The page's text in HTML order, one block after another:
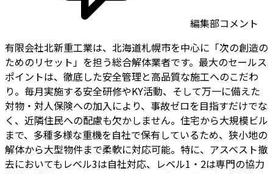
編集部コメント
有限会社北新重工業は、北海道札幌市を中心に「次の創造の
ためのリセット」を担う総合解体業者です。最大のセールス
ポイントは、徹底した安全管理と高品質な施工へのこだわ
り。毎月実施する安全研修やKY活動、そして万一に備えた
対物・対人保険への加入により、事故ゼロを目指すだけでな
く、近隣住民への配慮も欠かしません。住宅から大規模ビル
まで、多種多様な重機を自社で保有しているため、狭小地の
解体から大型物件まで柔軟に対応可能。特に、アスベスト撤
去においてもレベル3は自社対応、レベル1・2は専門の協力